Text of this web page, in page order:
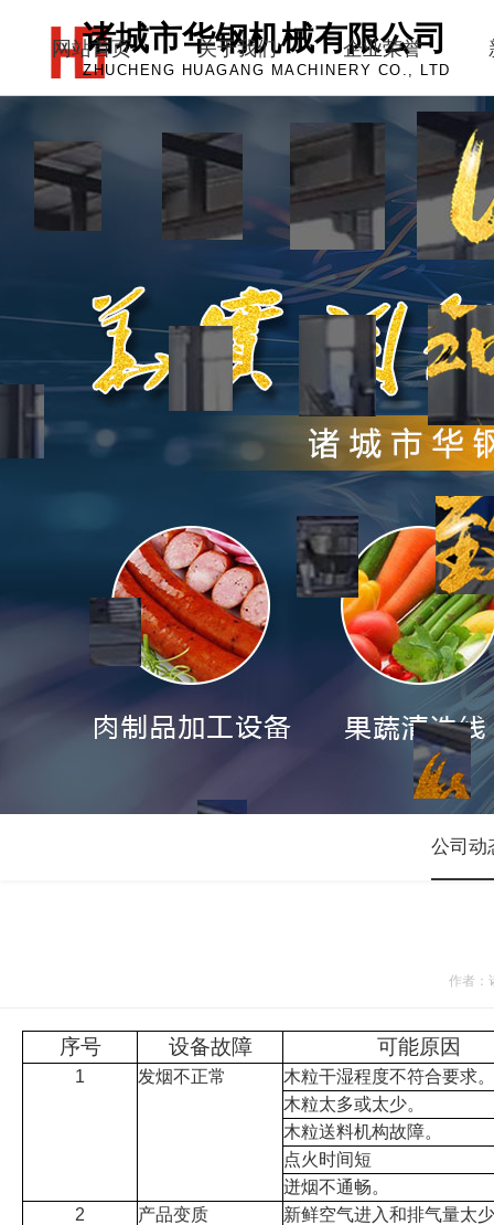
诸城市华钢机械有限公司
ZHUCHENG HUAGANG MACHINERY CO., LTD
网站首页 关于我们 企业荣誉
公司动
作者：
序号 设备故障 可能原因
1 发烟不正常
木粒干湿程度不符合要求。
木粒太多或太少。
木粒送料机构故障。
点火时间短
迸烟不通畅。
2
产品变质 新鲜空气进入和排气量太